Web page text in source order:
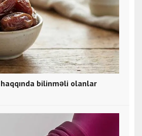
bilinməli olanlar